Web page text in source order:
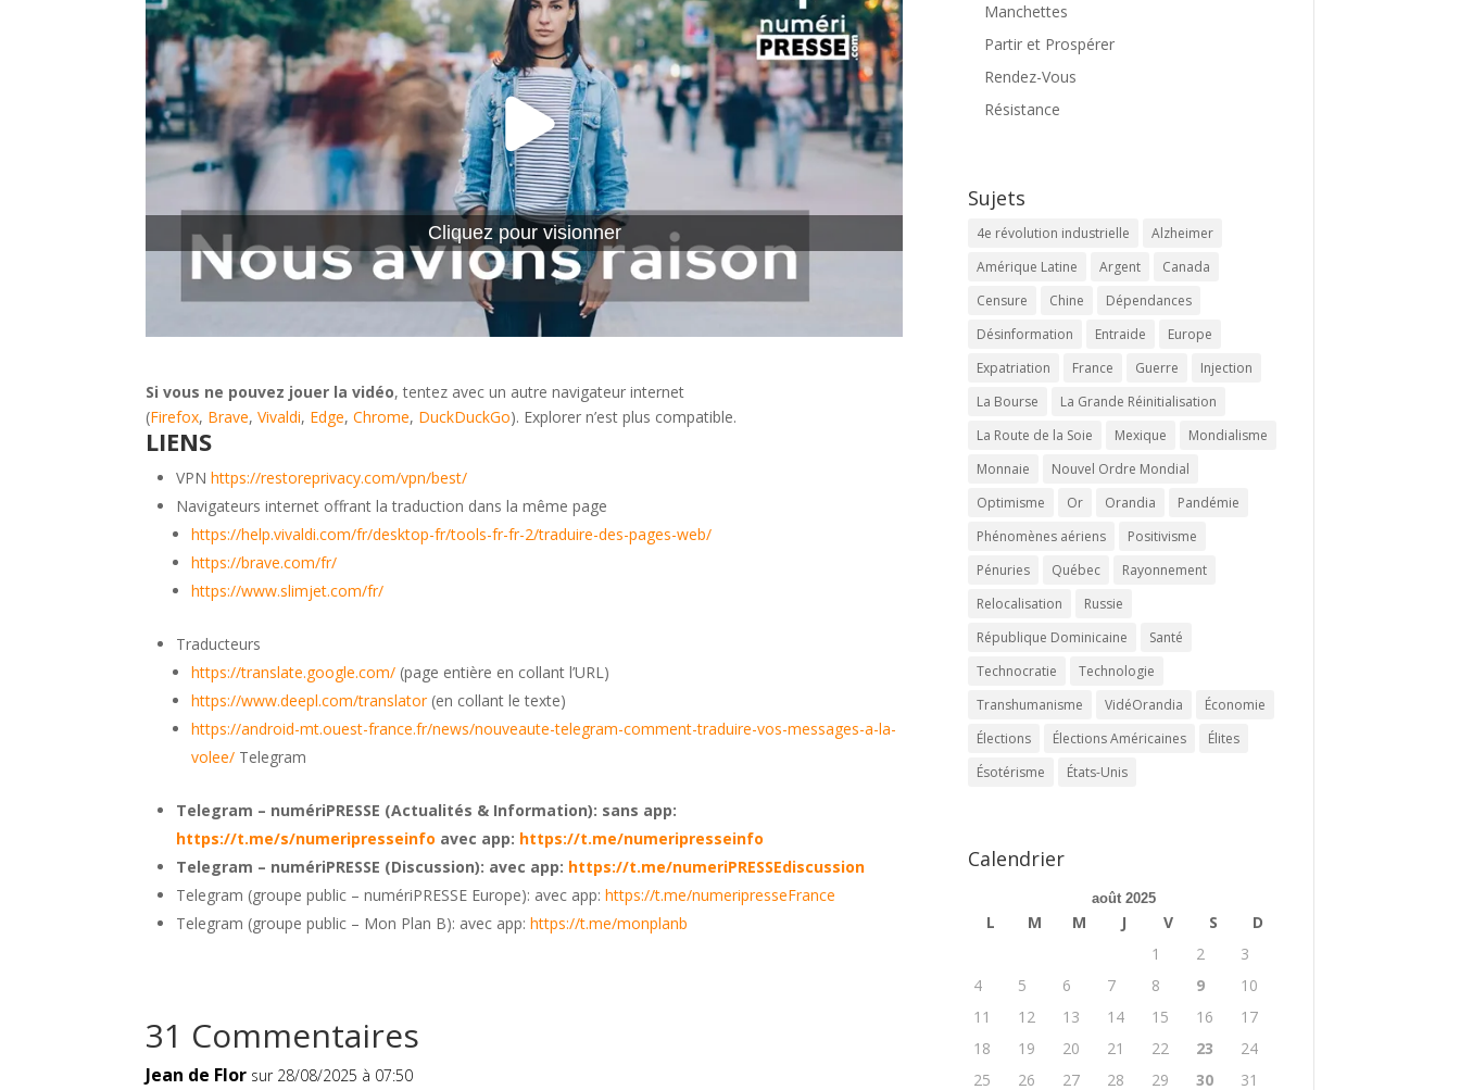
Cliquez pour visionner
Si vous ne pouvez jouer la vidéo, tentez avec un autre navigateur internet
(Firefox, Brave,Vivaldi, Edge,Chrome, DuckDuckGo). Explorer n’est plus compatible.
LIENS
VPNhttps://restoreprivacy.com/vpn/best/
Navigateurs internet offrant la traduction dans la même page
https://help.vivaldi.com/fr/desktop-fr/tools-fr-fr-2/traduire-des-pages-web/
https://brave.com/fr/
https://www.slimjet.com/fr/
Traducteurs
https://translate.google.com/ (page entière en collant l’URL)
https://www.deepl.com/translator(en collant le texte)
https://android-mt.ouest-france.fr/news/nouveaute-telegram-comment-traduire-vos-messages-a-la-
volee/ Telegram
Telegram – numériPRESSE (Actualités & Information): sans app:
https://t.me/s/numeripresseinfo avec app: https://t.me/numeripresseinfo
Telegram – numériPRESSE (Discussion): avec app: https://t.me/numeriPRESSEdiscussion
Telegram (groupe public – numériPRESSE Europe): avec app:https://t.me/numeripresseFrance
Telegram (groupe public – Mon Plan B): avec app:https://t.me/monplanb
31 Commentaires
Jean de Flor sur 28/08/2025 à 07:50
Manchettes
Partir et Prospérer
Rendez-Vous
Résistance
Sujets
4e révolution industrielle
Alzheimer
Amérique Latine
Argent
Canada
Censure
Chine
Dépendances
Désinformation
Entraide
Europe
Expatriation
France Guerre
Injection
La Bourse
La Grande Réinitialisation
La Route de la Soie
Mexique
Mondialisme
Monnaie
Nouvel Ordre Mondial
Optimisme
Or Orandia
Pandémie
Phénomènes aériens
Positivisme
Pénuries
Québec
Rayonnement
Relocalisation
Russie
République Dominicaine
Santé
Technocratie
Technologie
Transhumanisme
VidéOrandia
Économie
Élections
Élections Américaines
Élites
Ésotérisme
États-Unis
Calendrier
août 2025
L M M J V S
D
1
2
3
4
5 6 7 8 9
10
11
12 13 14 15 16
17
18
19 20 21 22 23
24
25
26 27 28 29 30
31